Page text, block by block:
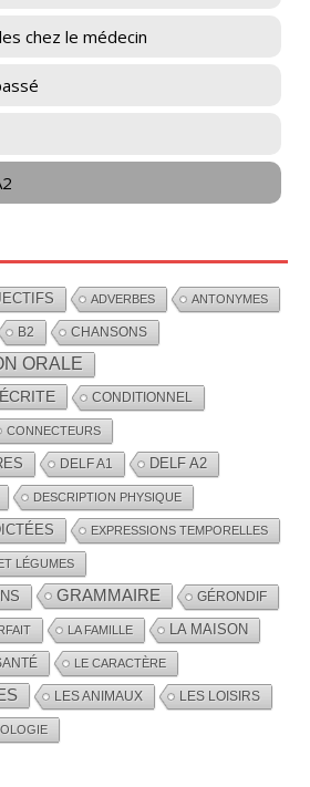
chez le médecin
ADVERBES ANTONYMES
B2 CHANSONS
ORALE
CONDITIONNEL
CONNECTEURS
DELF A1 DELF A2
DESCRIPTION PHYSIQUE
EXPRESSIONS TEMPORELLES
LÉGUMES
GRAMMAIRE GÉRONDIF
LA FAMILLE LA MAISON
LE CARACTÈRE
LES ANIMAUX LES LOISIRS